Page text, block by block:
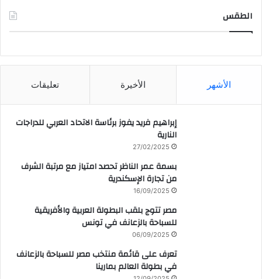
الطقس
الأشهر الأخيرة تعليقات
إبراهيم فريد يفوز برئاسة الاتحاد العربي للدراجات
النارية
27/02/2025
بسمة عمر الناظر تحصد امتياز مع مرتبة الشرف
من تجارة الإسكندرية
16/09/2025
مصر تتوج بلقب البطولة العربية والأفريقية
للسباحة بالزعانف في تونس
06/09/2025
تعرف على قائمة منتخب مصر للسباحة بالزعانف
في بطولة العالم بمارينا